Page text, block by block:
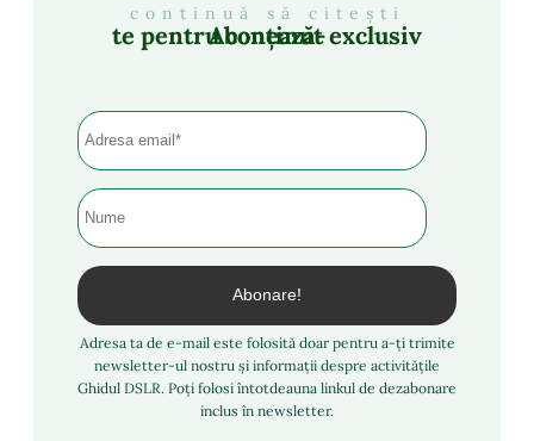
continuă să citești
Abonează-te pentru conținut exclusiv
Adresa ta de e-mail este folosită doar pentru a-ți trimite
newsletter-ul nostru și informații despre activitățile
Ghidul DSLR. Poți folosi întotdeauna linkul de dezabonare
inclus în newsletter.